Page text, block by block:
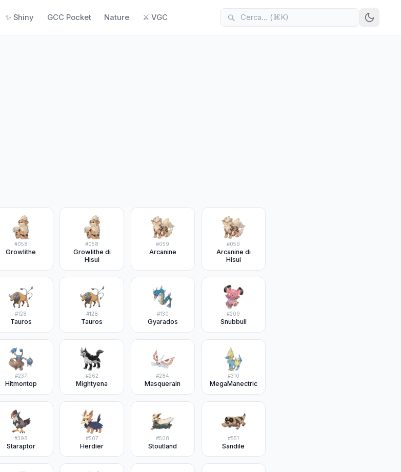
✨ Shiny GCC Pocket Nature ⚔️ VGC
#058
Growlithe
#058
Growlithe di
Hisui
#059
Arcanine
#059
Arcanine di
Hisui
#128
Tauros
#128
Tauros
#130
Gyarados
#209
Snubbull
#237
Hitmontop
#262
Mightyena
#284
Masquerain
#310
MegaManectric
#398
Staraptor
#507
Herdier
#508
Stoutland
#551
Sandile